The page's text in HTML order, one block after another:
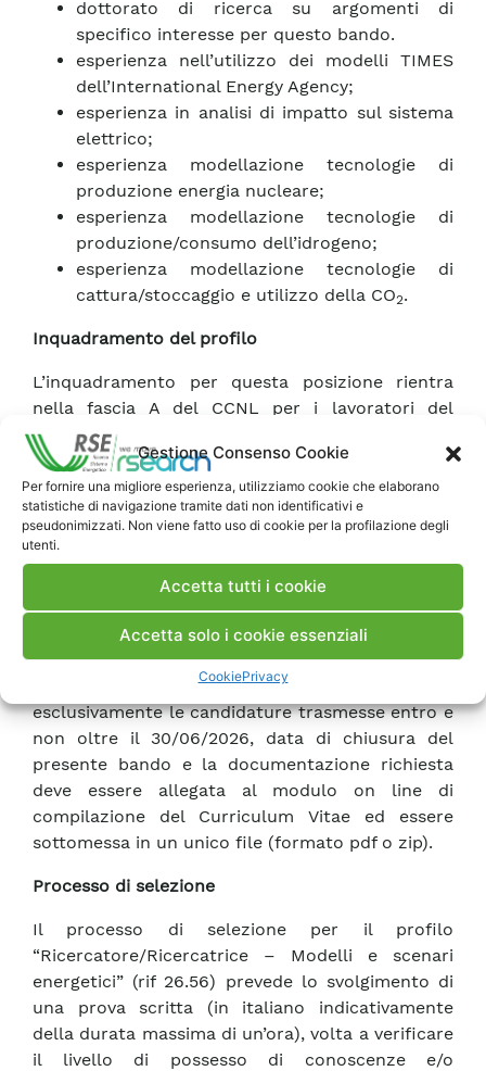
Gestione Consenso Cookie
Per fornire una migliore esperienza, utilizziamo cookie che elaborano
statistiche di navigazione tramite dati non identificativi e
pseudonimizzati. Non viene fatto uso di cookie per la profilazione degli
utenti.
Accetta tutti i cookie
Accetta solo i cookie essenziali
CookiePrivacy
dottorato di ricerca su argomenti di
specifico interesse per questo bando.
esperienza nell’utilizzo dei modelli TIMES
dell’International Energy Agency;
esperienza in analisi di impatto sul sistema
elettrico;
esperienza modellazione tecnologie di
produzione energia nucleare;
esperienza modellazione tecnologie di
produzione/consumo dell’idrogeno;
esperienza modellazione tecnologie di
cattura/stoccaggio e utilizzo della CO2.
Inquadramento del profilo
L’inquadramento per questa posizione rientra
nella fascia A del CCNL per i lavoratori del
settore elettrico, con una retribuzione annua
lorda compresa tra € 40.050,53 (categoria A1) e €
46.791,81 (categoria ASS), distribuita su 14
mensilità.
Termine per la presentazione delle candidature
Potranno essere prese in considerazione
esclusivamente le candidature trasmesse entro e
non oltre il 30/06/2026, data di chiusura del
presente bando e la documentazione richiesta
deve essere allegata al modulo on line di
compilazione del Curriculum Vitae ed essere
sottomessa in un unico file (formato pdf o zip).
Processo di selezione
Il processo di selezione per il profilo
“Ricercatore/Ricercatrice – Modelli e scenari
energetici” (rif 26.56) prevede lo svolgimento di
una prova scritta (in italiano indicativamente
della durata massima di un’ora), volta a verificare
il livello di possesso di conoscenze e/o